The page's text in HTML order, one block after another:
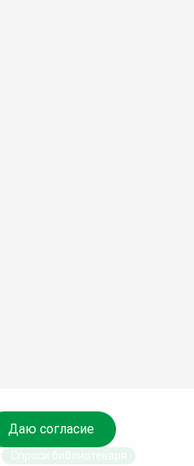
Даю согласие
Спроси библиотекаря